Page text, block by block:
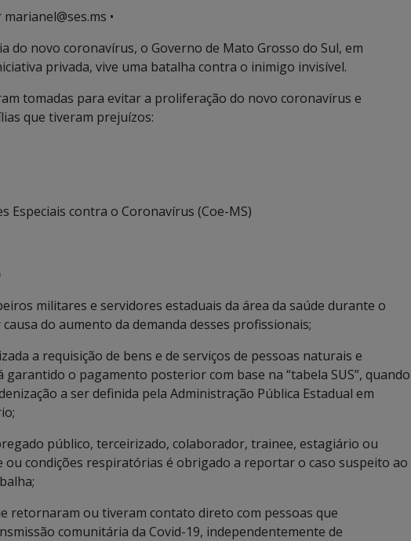
marianel@ses.ms •
do novo coronavírus, o Governo de Mato Grosso do Sul, em
privada, vive uma batalha contra o inimigo invisível.
tomadas para evitar a proliferação do novo coronavírus e
que tiveram prejuízos:
Especiais contra o Coronavírus (Coe-MS)
militares e servidores estaduais da área da saúde durante o
do aumento da demanda desses profissionais;
a requisição de bens e de serviços de pessoas naturais e
o pagamento posterior com base na “tabela SUS”, quando
a ser definida pela Administração Pública Estadual em
público, terceirizado, colaborador, trainee, estagiário ou
condições respiratórias é obrigado a reportar o caso suspeito ao
retornaram ou tiveram contato direto com pessoas que
comunitária da Covid-19, independentemente de